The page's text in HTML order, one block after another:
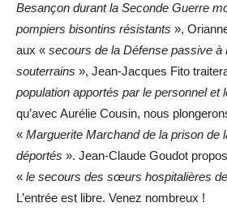
Besançon durant la Seconde Guerre
pompiers bisontins résistants »,
aux « secours de la Défense passive à
souterrains », Jean-Jacques Fito
population apportés par le personnel et
qu’avec Aurélie Cousin, nous
« Marguerite Marchand de la prison de
déportés ». Jean-Claude Goudot
« le secours des sœurs hospitalières
L’entrée est libre. Venez nombreux !